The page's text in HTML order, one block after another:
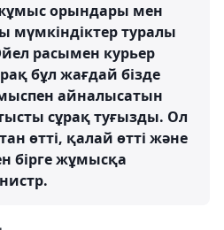
орындары мен
мүмкіндіктер туралы
расымен курьер
бұл жағдай бізде
айналысатын
сұрақ туғызды. Ол
өтті, қалай өтті және
бірге жұмысқа